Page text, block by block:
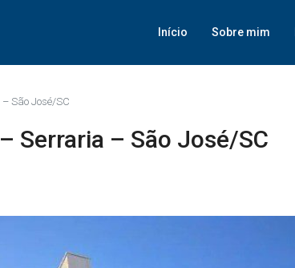
Início Sobre mim
São José/SC
Serraria – São José/SC